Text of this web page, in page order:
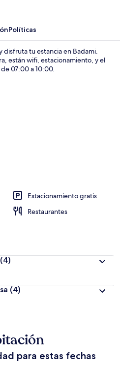
Políticas
disfruta tu estancia en Badami.
están wifi, estacionamiento, y el
07:00 a 10:00.
Estacionamiento gratis
Restaurantes
(4)
(4)
para estas fechas